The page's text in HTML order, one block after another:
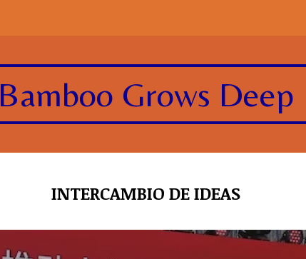
Bamboo Grows Deep
INTERCAMBIO DE IDEAS